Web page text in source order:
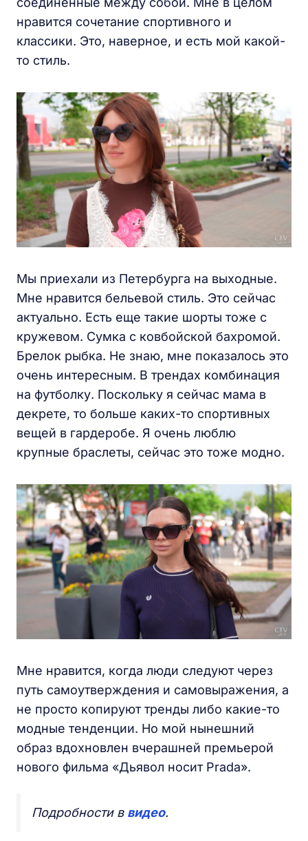
нравится сочетание спортивного и
классики. Это, наверное, и есть мой какой-
то стиль.
Мы приехали из Петербурга на выходные.
Мне нравится бельевой стиль. Это сейчас
актуально. Есть еще такие шорты тоже с
кружевом. Сумка с ковбойской бахромой.
Брелок рыбка. Не знаю, мне показалось это
очень интересным. В трендах комбинация
на футболку. Поскольку я сейчас мама в
декрете, то больше каких-то спортивных
вещей в гардеробе. Я очень люблю
крупные браслеты, сейчас это тоже модно.
Мне нравится, когда люди следуют через
путь самоутверждения и самовыражения, а
не просто копируют тренды либо какие-то
модные тенденции. Но мой нынешний
образ вдохновлен вчерашней премьерой
нового фильма «Дьявол носит Prada».
Подробности в видео.